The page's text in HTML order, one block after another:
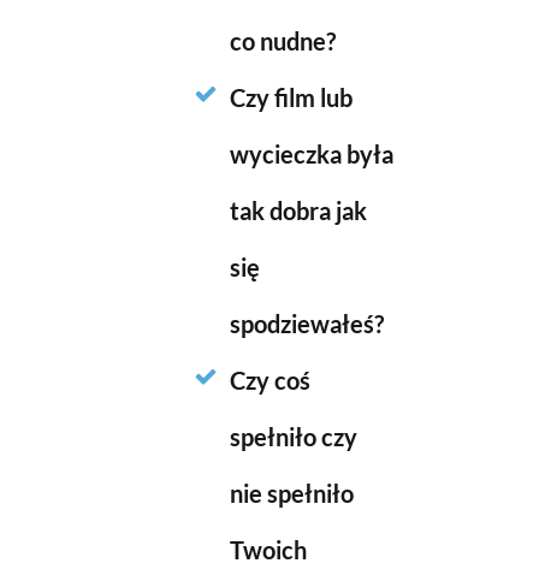
co nudne?
Czy film lub
wycieczka była
tak dobra jak
się
spodziewałeś?
Czy coś
spełniło czy
nie spełniło
Twoich